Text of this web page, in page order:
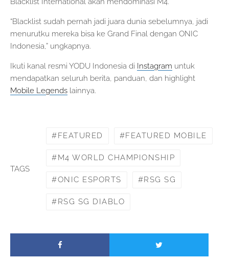
“Blacklist sudah pernah jadi juara dunia sebelumnya, jadi
menurutku mereka bisa ke Grand Final dengan ONIC
Indonesia,” ungkapnya.
Ikuti kanal resmi YODU Indonesia di Instagram untuk
mendapatkan seluruh berita, panduan, dan highlight
Mobile Legends lainnya.
TAGS
FEATURED FEATURED MOBILE
M4 WORLD CHAMPIONSHIP
ONIC ESPORTS RSG SG
RSG SG DIABLO